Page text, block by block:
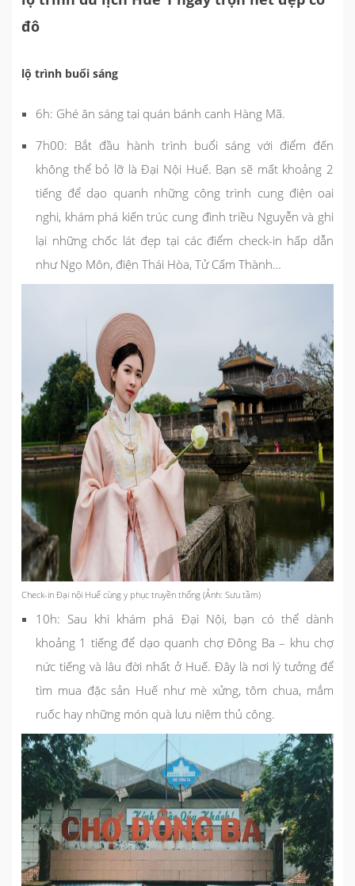
đô
lộ trình buổi sáng
6h: Ghé ăn sáng tại quán bánh canh Hàng Mã.
7h00: Bắt đầu hành trình buổi sáng với điểm đến
không thể bỏ lỡ là Đại Nội Huế. Bạn sẽ mất khoảng 2
tiếng để dạo quanh những công trình cung điện oai
nghi, khám phá kiến trúc cung đình triều Nguyễn và ghi
lại những chốc lát đẹp tại các điểm check-in hấp dẫn
như Ngọ Môn, điện Thái Hòa, Tử Cấm Thành…
Check-in Đại nội Huế cùng y phục truyền thống (Ảnh: Sưu tầm)
10h: Sau khi khám phá Đại Nội, bạn có thể dành
khoảng 1 tiếng để dạo quanh chợ Đông Ba – khu chợ
nức tiếng và lâu đời nhất ở Huế. Đây là nơi lý tưởng để
tìm mua đặc sản Huế như mè xửng, tôm chua, mắm
ruốc hay những món quà lưu niệm thủ công.